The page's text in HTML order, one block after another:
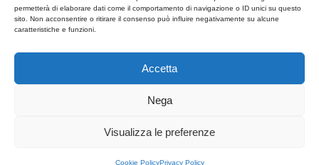
permetterà di elaborare dati come il comportamento di navigazione o ID unici su questo
sito. Non acconsentire o ritirare il consenso può influire negativamente su alcune
caratteristiche e funzioni.
Accetta
Nega
Visualizza le preferenze
Cookie PolicyPrivacy Policy
18:00 – 20:30
* suggerita prenotazione
03452480928